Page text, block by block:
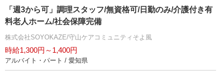
「週3から可」調理スタッフ/無資格可/日勤のみ/介護付き有
料老人ホーム/社会保障完備
株式会社SOYOKAZE/守山ケアコミュニティそよ風
時給1,300円～1,400円
アルバイト・パート / 愛知県